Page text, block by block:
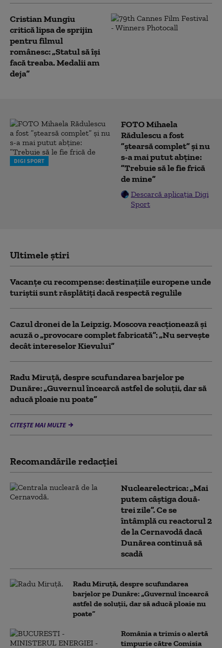
Cristian Mungiu
critică lipsa de sprijin
pentru filmul
românesc: „Statul să îşi
facă treaba. Medalii am
deja”
DIGI SPORT
FOTO Mihaela
Rădulescu a fost
”ștearsă complet” și nu
s-a mai putut abține:
”Trebuie să le fie frică
de mine”
Descarcă aplicația Digi
Sport
Ultimele știri
Vacanțe cu recompense: destinațiile europene unde
turiștii sunt răsplătiți dacă respectă regulile
Cazul dronei de la Leipzig. Moscova reacționează și
acuză o „provocare complet fabricată”: „Nu serveşte
decât intereselor Kievului”
Radu Miruță, despre scufundarea barjelor pe
Dunăre: „Guvernul încearcă astfel de soluții, dar să
aducă ploaie nu poate”
CITEȘTE MAI MULTE
Recomandările redacţiei
Nuclearelectrica: „Mai
putem câștiga două-
trei zile”. Ce se
întâmplă cu reactorul 2
de la Cernavodă dacă
Dunărea continuă să
scadă
Radu Miruță, despre scufundarea
barjelor pe Dunăre: „Guvernul încearcă
astfel de soluții, dar să aducă ploaie nu
poate”
România a trimis o alertă
timpurie către Comisia